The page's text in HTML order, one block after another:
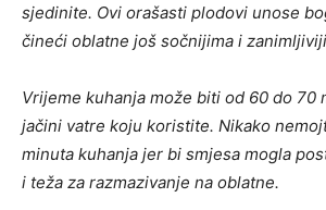
sjedinite. Ovi orašasti plodovi unose
čineći oblatne još sočnijima i
Vrijeme kuhanja može biti od 60 do 70
jačini vatre koju koristite. Nikako
minuta kuhanja jer bi smjesa mogla
i teža za razmazivanje na oblatne.